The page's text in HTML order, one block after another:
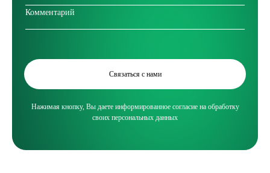
Связаться с нами
Нажимая кнопку, Вы даете информированное согласие на обработку
своих персональных данных